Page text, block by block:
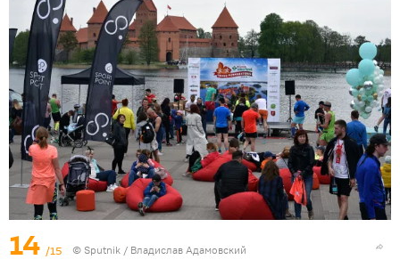
14 /15 © Sputnik / Владислав Адамовский